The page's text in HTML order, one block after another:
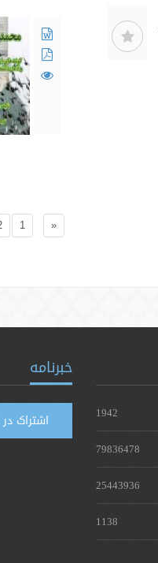
«
1
1942
79836478
25443936
1138
خبرنامه
اشتراک در